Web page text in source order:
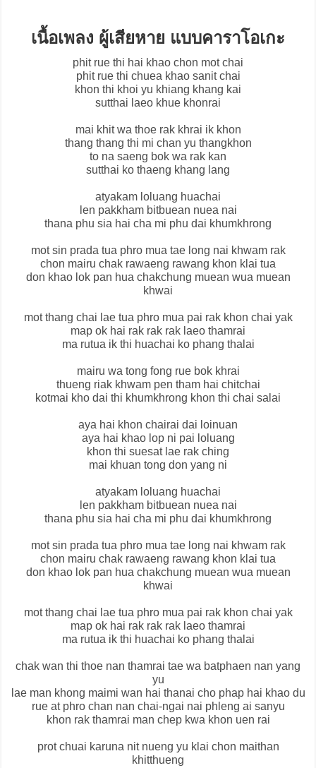
เนื้อเพลง ผู้เสียหาย แบบคาราโอเกะ
phit rue thi hai khao chon mot chai
phit rue thi chuea khao sanit chai
khon thi khoi yu khiang khang kai
sutthai laeo khue khonrai
mai khit wa thoe rak khrai ik khon
thang thang thi mi chan yu thangkhon
to na saeng bok wa rak kan
sutthai ko thaeng khang lang
atyakam loluang huachai
len pakkham bitbuean nuea nai
thana phu sia hai cha mi phu dai khumkhrong
mot sin prada tua phro mua tae long nai khwam rak
chon mairu chak rawaeng rawang khon klai tua
don khao lok pan hua chakchung muean wua muean
khwai
mot thang chai lae tua phro mua pai rak khon chai yak
map ok hai rak rak rak laeo thamrai
ma rutua ik thi huachai ko phang thalai
mairu wa tong fong rue bok khrai
thueng riak khwam pen tham hai chitchai
kotmai kho dai thi khumkhrong khon thi chai salai
aya hai khon chairai dai loinuan
aya hai khao lop ni pai loluang
khon thi suesat lae rak ching
mai khuan tong don yang ni
atyakam loluang huachai
len pakkham bitbuean nuea nai
thana phu sia hai cha mi phu dai khumkhrong
mot sin prada tua phro mua tae long nai khwam rak
chon mairu chak rawaeng rawang khon klai tua
don khao lok pan hua chakchung muean wua muean
khwai
mot thang chai lae tua phro mua pai rak khon chai yak
map ok hai rak rak rak laeo thamrai
ma rutua ik thi huachai ko phang thalai
chak wan thi thoe nan thamrai tae wa batphaen nan yang
yu
lae man khong maimi wan hai thanai cho phap hai khao du
rue at phro chan nan chai-ngai nai phleng ai sanyu
khon rak thamrai man chep kwa khon uen rai
prot chuai karuna nit nueng yu klai chon maithan
khitthueng